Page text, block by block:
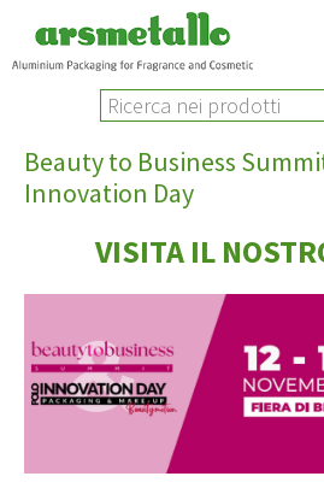
Beauty to Business
Innovation Day
VISITA IL